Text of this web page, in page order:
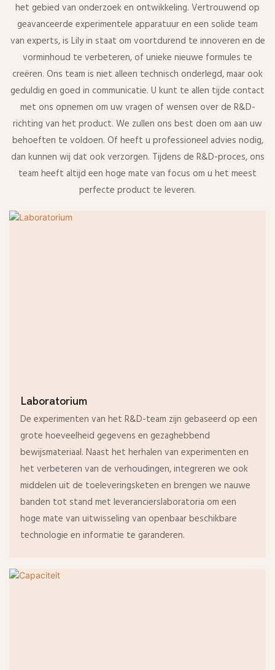
het gebied van onderzoek en ontwikkeling. Vertrouwend op
geavanceerde experimentele apparatuur en een solide team
van experts, is Lily in staat om voortdurend te innoveren en de
vorminhoud te verbeteren, of unieke nieuwe formules te
creëren. Ons team is niet alleen technisch onderlegd, maar ook
geduldig en goed in communicatie. U kunt te allen tijde contact
met ons opnemen om uw vragen of wensen over de R&D-
richting van het product. We zullen ons best doen om aan uw
behoeften te voldoen. Of heeft u professioneel advies nodig,
dan kunnen wij dat ook verzorgen. Tijdens de R&D-proces, ons
team heeft altijd een hoge mate van focus om u het meest
perfecte product te leveren.
Laboratorium
De experimenten van het R&D-team zijn gebaseerd op een
grote hoeveelheid gegevens en gezaghebbend
bewijsmateriaal. Naast het herhalen van experimenten en
het verbeteren van de verhoudingen, integreren we ook
middelen uit de toeleveringsketen en brengen we nauwe
banden tot stand met leverancierslaboratoria om een ​​
hoge mate van uitwisseling van openbaar beschikbare
technologie en informatie te garanderen.